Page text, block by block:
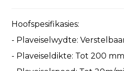
Hoofspesifikasies:
- Plaveiselwydte:
- Plaveiseldikte: Tot 200 mm